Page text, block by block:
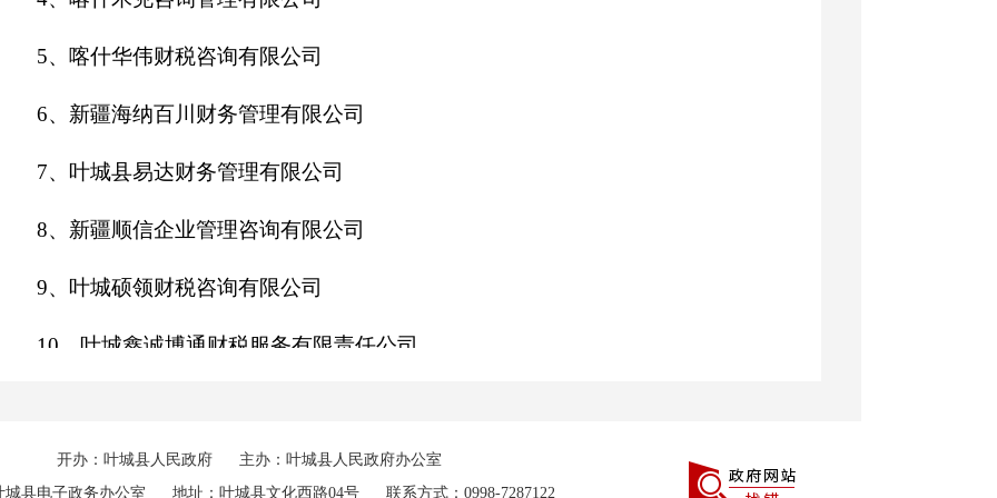
5、喀什华伟财税咨询有限公司
6、新疆海纳百川财务管理有限公司
7、叶城县易达财务管理有限公司
8、新疆顺信企业管理咨询有限公司
9、叶城硕领财税咨询有限公司
10、叶城鑫诚博通财税服务有限责任公司
1、喀什富邦财务咨询有限公司叶城县分公司
开办：叶城县人民政府
主办：叶城县人民政府办公室
城县电子政务办公室
地址：叶城县文化西路04号 联系方式：0998-7287122